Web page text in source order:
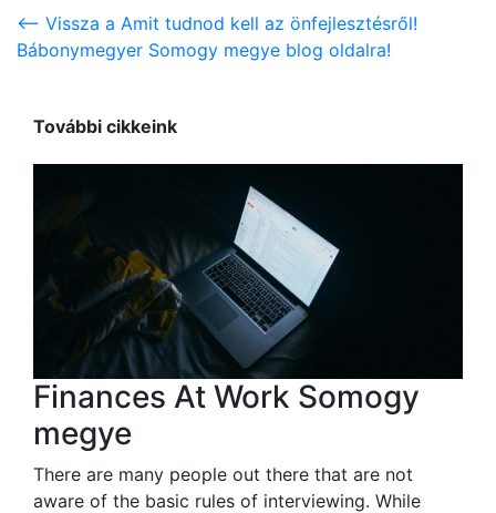
<-- Vissza a Amit tudnod kell az önfejlesztésről!
Bábonymegyer Somogy megye blog oldalra!
További cikkeink
Finances At Work Somogy
megye
There are many people out there that are not
aware of the basic rules of interviewing. While